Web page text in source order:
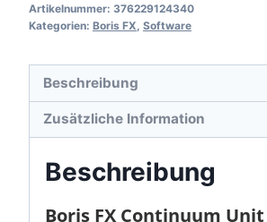
Unit
Looks
Menge
Artikelnummer: 376229124340
Kategorien: Boris FX, Software
Beschreibung
Zusätzliche Information
Beschreibung
Boris FX Continuum